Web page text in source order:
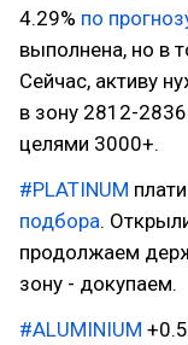
4.29% по
выполнена, но в
Сейчас, активу
в зону 2812-
целями 3000+.
#PLATINUM
подбора.
продолжаем
зону - докупаем.
#ALUMINIUM